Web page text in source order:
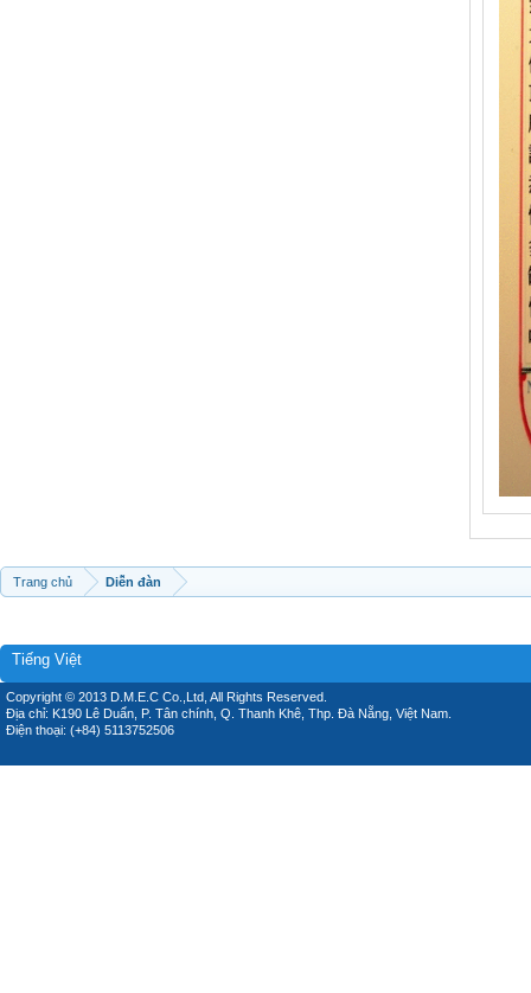
Trang chủ Diễn đàn
Tiếng Việt
Copyright © 2013 D.M.E.C Co.,Ltd, All Rights Reserved.
Địa chỉ: K190 Lê Duẩn, P. Tân chính, Q. Thanh Khê, Thp. Đà Nẵng, Việt Nam.
Điện thoại: (+84) 5113752506